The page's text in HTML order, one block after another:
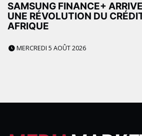
SAMSUNG FINANCE+
UNE RÉVOLUTION DU
AFRIQUE
MERCREDI 5 AOÛT 2026